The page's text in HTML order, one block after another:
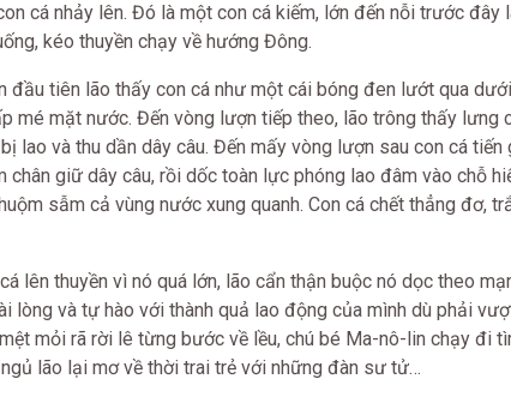
cá nhảy lên. Đó là một con cá kiếm, lớn đến nỗi trước đây
kéo thuyền chạy về hướng Đông.
đầu tiên lão thấy con cá như một cái bóng đen lướt qua
mé mặt nước. Đến vòng lượn tiếp theo, lão trông thấy lưng
lao và thu dần dây câu. Đến mấy vòng lượn sau con cá tiến
chân giữ dây câu, rồi dốc toàn lực phóng lao đâm vào chỗ
sẫm cả vùng nước xung quanh. Con cá chết thẳng đơ,
lên thuyền vì nó quá lớn, lão cẩn thận buộc nó dọc theo
lòng và tự hào với thành quả lao động của mình dù phải
mỏi rã rời lê từng bước về lều, chú bé Ma-nô-lin chạy đi
lão lại mơ về thời trai trẻ với những đàn sư tử…